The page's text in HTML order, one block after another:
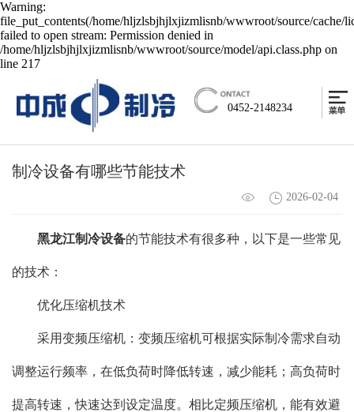
Warning:
file_put_contents(/home/hljzlsbjhjlxjizmlisnb/wwwroot/source/cache/
failed to open stream: Permission denied in
/home/hljzlsbjhjlxjizmlisnb/wwwroot/source/model/api.class.php on
line 217
0452-2148234
制冷设备有哪些节能技术
2026-02-04
黑龙江制冷设备的节能技术有很多种，以下是一些常见
的技术：
优化压缩机技术
采用变频压缩机：变频压缩机可根据实际制冷需求自动
调整运行频率，在低负荷时降低转速，减少能耗；高负荷时
提高转速，快速达到设定温度。相比定频压缩机，能有效避